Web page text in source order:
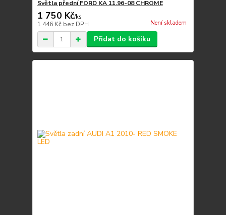
Světla přední FORD KA 11.96-08 CHROME
1 750 Kč/ks
1 446 Kč bez DPH Není skladem
Přidat do košíku